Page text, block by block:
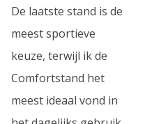
De laatste stand is de
meest sportieve
keuze, terwijl ik de
Comfortstand het
meest ideaal vond in